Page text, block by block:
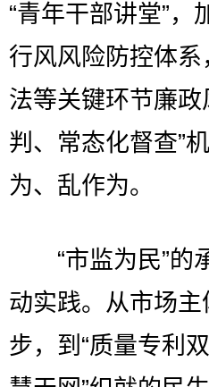
“青年干部讲堂”
行风风险防控体
法等关键环节廉
判、常态化督查”
为、乱作为。
“市监为民”的
动实践。从市场主
步，到“质量专利